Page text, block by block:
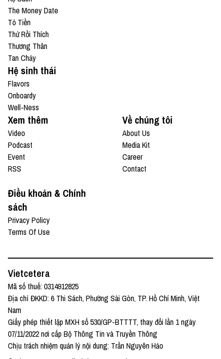
The Money Date
Tỏ Tiền
Thử Rồi Thích
Thương Thân
Tan Chảy
Hệ sinh thái
Flavors
Onboardy
Well-Ness
Xem thêm
Video
Podcast
Event
RSS
Về chúng tôi
About Us
Media Kit
Career
Contact
Điều khoản & Chính
sách
Privacy Policy
Terms Of Use
Vietcetera
Mã số thuế: 0314912825
Địa chỉ ĐKKD: 6 Thi Sách, Phường Sài Gòn, TP. Hồ Chí Minh, Việt
Nam
Giấy phép thiết lập MXH số 530/GP-BTTTT, thay đổi lần 1 ngày
07/11/2022 nơi cấp Bộ Thông Tin và Truyền Thông
Chịu trách nhiệm quản lý nội dung: Trần Nguyên Hảo